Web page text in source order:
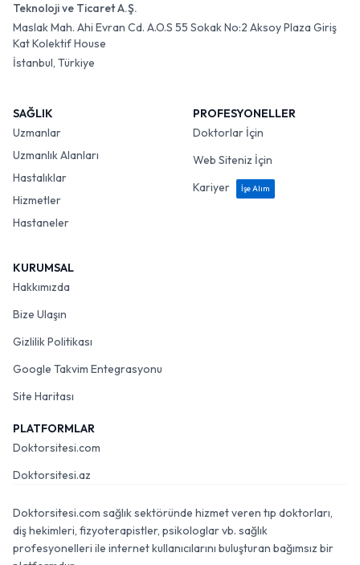
Teknoloji ve Ticaret A.Ş.
Maslak Mah. Ahi Evran Cd. A.O.S 55 Sokak No:2 Aksoy Plaza Giriş
Kat Kolektif House
İstanbul, Türkiye
SAĞLIK
Uzmanlar
Uzmanlık Alanları
Hastalıklar
Hizmetler
Hastaneler
PROFESYONELLER
Doktorlar İçin
Web Siteniz İçin
Kariyer
İşe Alım
KURUMSAL
Hakkımızda
Bize Ulaşın
Gizlilik Politikası
Google Takvim Entegrasyonu
Site Haritası
PLATFORMLAR
Doktorsitesi.com
Doktorsitesi.az
Doktorsitesi.com sağlık sektöründe hizmet veren tıp doktorları,
diş hekimleri, fizyoterapistler, psikologlar vb. sağlık
profesyonelleri ile internet kullanıcılarını buluşturan bağımsız bir